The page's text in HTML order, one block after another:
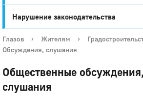
Нарушение законодательства
Глазов › Жителям ›
Обсуждения, слушания
Общественные
слушания